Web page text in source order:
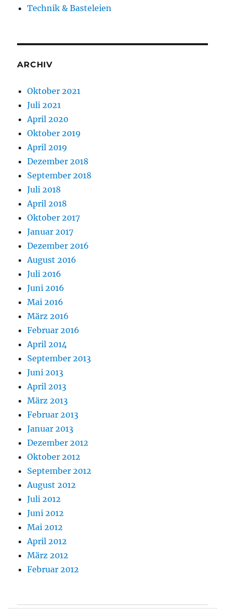
Technik & Basteleien
ARCHIV
Oktober 2021
Juli 2021
April 2020
Oktober 2019
April 2019
Dezember 2018
September 2018
Juli 2018
April 2018
Oktober 2017
Januar 2017
Dezember 2016
August 2016
Juli 2016
Juni 2016
Mai 2016
März 2016
Februar 2016
April 2014
September 2013
Juni 2013
April 2013
März 2013
Februar 2013
Januar 2013
Dezember 2012
Oktober 2012
September 2012
August 2012
Juli 2012
Juni 2012
Mai 2012
April 2012
März 2012
Februar 2012